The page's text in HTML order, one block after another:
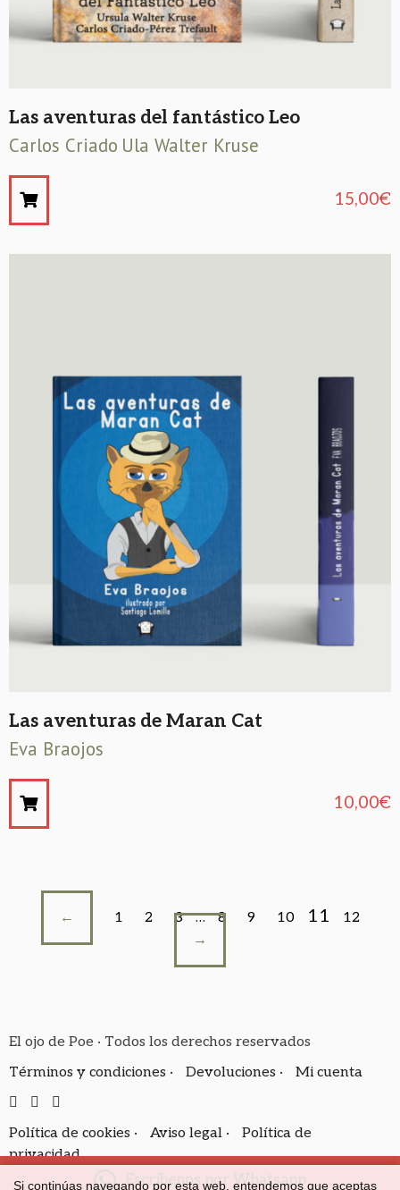
Las aventuras del fantástico Leo
Carlos Criado Ula Walter Kruse
15,00€
Las aventuras de Maran Cat
Eva Braojos
10,00€
← 1 2 3 … 8 9 10 11
12
→
El ojo de Poe · Todos los derechos reservados
Términos y condiciones ·
Devoluciones · Mi cuenta
Política de cookies · Aviso legal ·
Política de
privacidad
Escríbenos por Whatsapp
Si continúas navegando por esta web, entendemos que aceptas